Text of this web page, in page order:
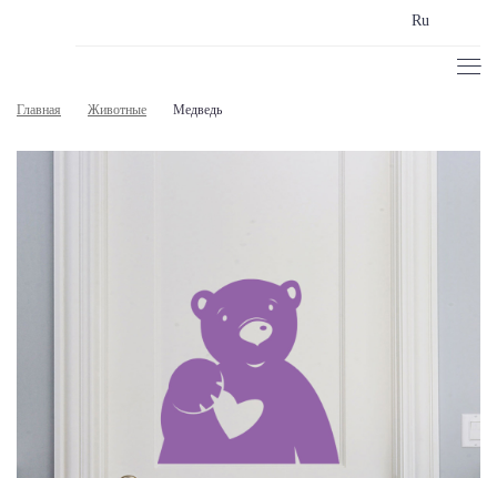
Ru
Главная Животные Медведь